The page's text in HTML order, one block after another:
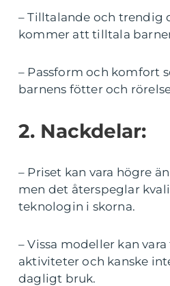
– Tilltalande och trendig
kommer att tilltala
– Passform och komfort
barnens fötter och
2. Nackdelar:
– Priset kan vara högre
men det återspeglar
teknologin i skorna.
– Vissa modeller kan
aktiviteter och kanske
dagligt bruk.